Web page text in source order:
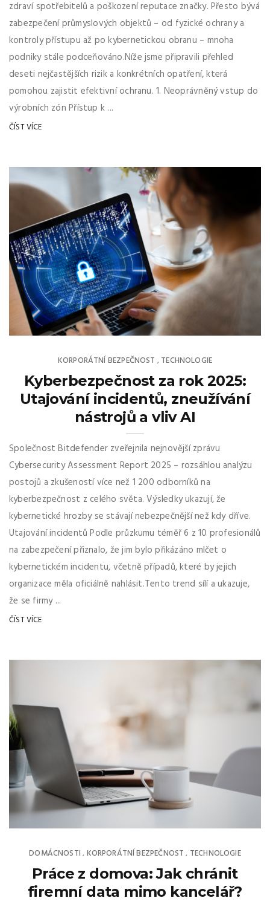
zdraví spotřebitelů a poškození reputace značky. Přesto bývá
zabezpečení průmyslových objektů – od fyzické ochrany a
kontroly přístupu až po kybernetickou obranu – mnoha
podniky stále podceňováno.Níže jsme připravili přehled
deseti nejčastějších rizik a konkrétních opatření, která
pomohou zajistit efektivní ochranu. 1. Neoprávněný vstup do
výrobních zón Přístup k ...
ČÍST VÍCE
KORPORÁTNÍ BEZPEČNOST , TECHNOLOGIE
Kyberbezpečnost za rok 2025:
Utajování incidentů, zneužívání
nástrojů a vliv AI
Společnost Bitdefender zveřejnila nejnovější zprávu
Cybersecurity Assessment Report 2025 – rozsáhlou analýzu
postojů a zkušeností více než 1 200 odborníků na
kyberbezpečnost z celého světa. Výsledky ukazují, že
kybernetické hrozby se stávají nebezpečnější než kdy dříve.
Utajování incidentů Podle průzkumu téměř 6 z 10 profesionálů
na zabezpečení přiznalo, že jim bylo přikázáno mlčet o
kybernetickém incidentu, včetně případů, které by jejich
organizace měla oficiálně nahlásit.Tento trend sílí a ukazuje,
že se firmy ...
ČÍST VÍCE
DOMÁCNOSTI , KORPORÁTNÍ BEZPEČNOST , TECHNOLOGIE
Práce z domova: Jak chránit
firemní data mimo kancelář?